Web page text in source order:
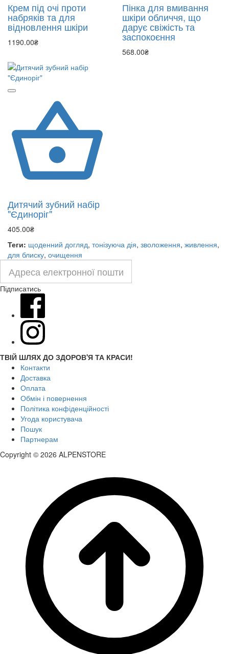
Крем під очі проти
набряків та для
відновлення шкіри
1190.00₴
Пінка для вмивання
шкіри обличчя, що
дарує свіжість та
заспокоєння
568.00₴
Дитячий зубний набір
"Єдиноріг"
405.00₴
Теги: щоденний догляд, тонізуюча дія, зволоження, живлення,
для блиску, очищення
Підписатись
ТВІЙ ШЛЯХ ДО ЗДОРОВ'Я ТА КРАСИ!
Контакти
Доставка
Оплата
Обмін і повернення
Політика конфіденційності
Угода користувача
Пошук
Партнерам
Copyright © 2026 ALPENSTORE